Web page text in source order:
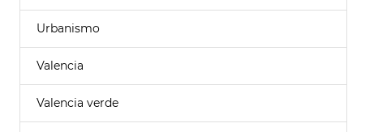
Urbanismo
Valencia
Valencia verde